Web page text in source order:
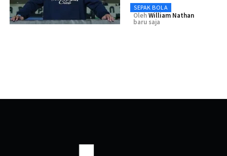
SEPAK BOLA
OlehWilliam Nathan
baru saja